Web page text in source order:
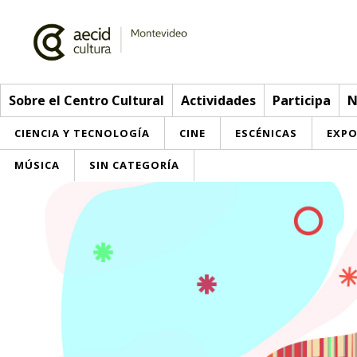
Sobre el Centro Cultural Actividades Participa
CIENCIA Y TECNOLOGÍA CINE ESCÉNICAS
MÚSICA SIN CATEGORÍA
Sobre el Centro Cultural
Red AECID
Instalaciones
Actividades
> Ir a Actividades
Esta semana
Participa
Envíanos tu propuesta
Buzón de sugerencias
Noticias
Convocatorias